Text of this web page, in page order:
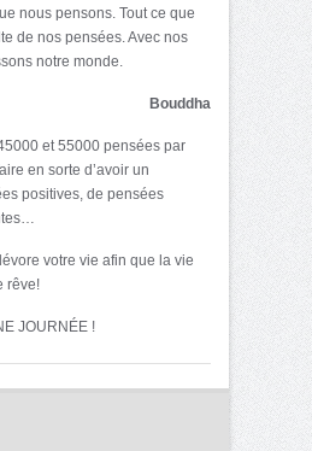
nous pensons. Tout ce que
de nos pensées. Avec nos
notre monde.
Bouddha
et 55000 pensées par
en sorte d’avoir un
positives, de pensées
votre vie afin que la vie
rêve!
JOURNÉE !